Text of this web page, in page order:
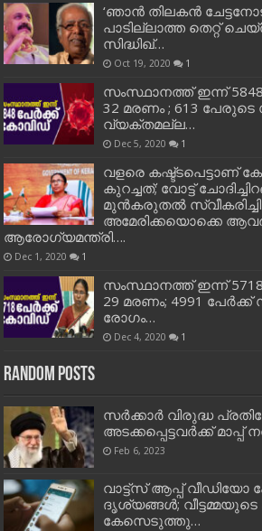
‘ഞാന്‍ തിലകന്‍
പാടില്ലാത്ത തെറ്റ്
സിദ്ധിഖ്…
Oct 19, 2020 1
സംസ്ഥാനത്ത് ഇന്ന്
32 മരണം ; 613
വ്യക്തമല്ല…
Dec 5, 2020 1
വളരെ കഷ്ട്ടപെട്ടാണ്
കുറച്ചത്; വോട്ട്
മുൻകരുതൽ
അമേരിക്കയൊക്കെ
ആരോഗ്യമന്ത്രി….
Dec 1, 2020 1
സംസ്ഥാനത്ത് ഇന്ന്
29 മരണം; 4991
രോഗം…
Dec 4, 2020 1
Random Posts
സർക്കാർ വിരുദ്ധ
അടക്കപ്പെട്ടവർക്ക്
Feb 6, 2023
വാട്ട്സ് ആപ്പ്
ദൃശ്യങ്ങള്‍; വീട്ടമ്മയുടെ
കേസെടുത്തു…